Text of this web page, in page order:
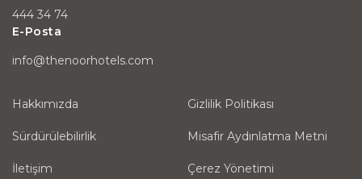
444 34 74
E-Posta
info@thenoorhotels.com
Hakkımızda
Sürdürülebilirlik
İletişim
Gizlilik Politikası
Misafir Aydınlatma Metni
Çerez Yönetimi